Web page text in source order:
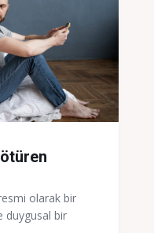
olarak bir
duygusal bir